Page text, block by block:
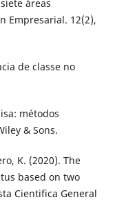
áreas
Empresarial. 12(2),
de classe no
métodos
& Sons.
K. (2020). The
based on two
Cientifica General